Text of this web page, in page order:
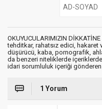
OKUYUCULARIMIZIN
tehditkar, rahatsız edici, hakaret
düşürücü, kaba, pornografik,
da benzeri niteliklerde
idari sorumluluk içeriği gönderen
1 Yorum